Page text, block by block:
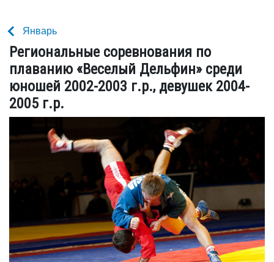
Январь
Региональные соревнования по
плаванию «Веселый Дельфин» среди
юношей 2002-2003 г.р., девушек 2004-
2005 г.р.